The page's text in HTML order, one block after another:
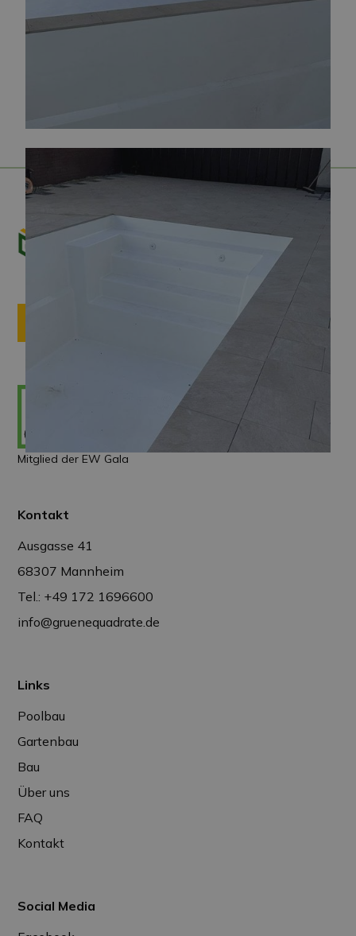
Mitglied der EW Gala
Kontakt
Ausgasse 41
68307 Mannheim
Tel.: +49 172 1696600
info@gruenequadrate.de
Links
Poolbau
Gartenbau
Bau
Über uns
FAQ
Kontakt
Social Media